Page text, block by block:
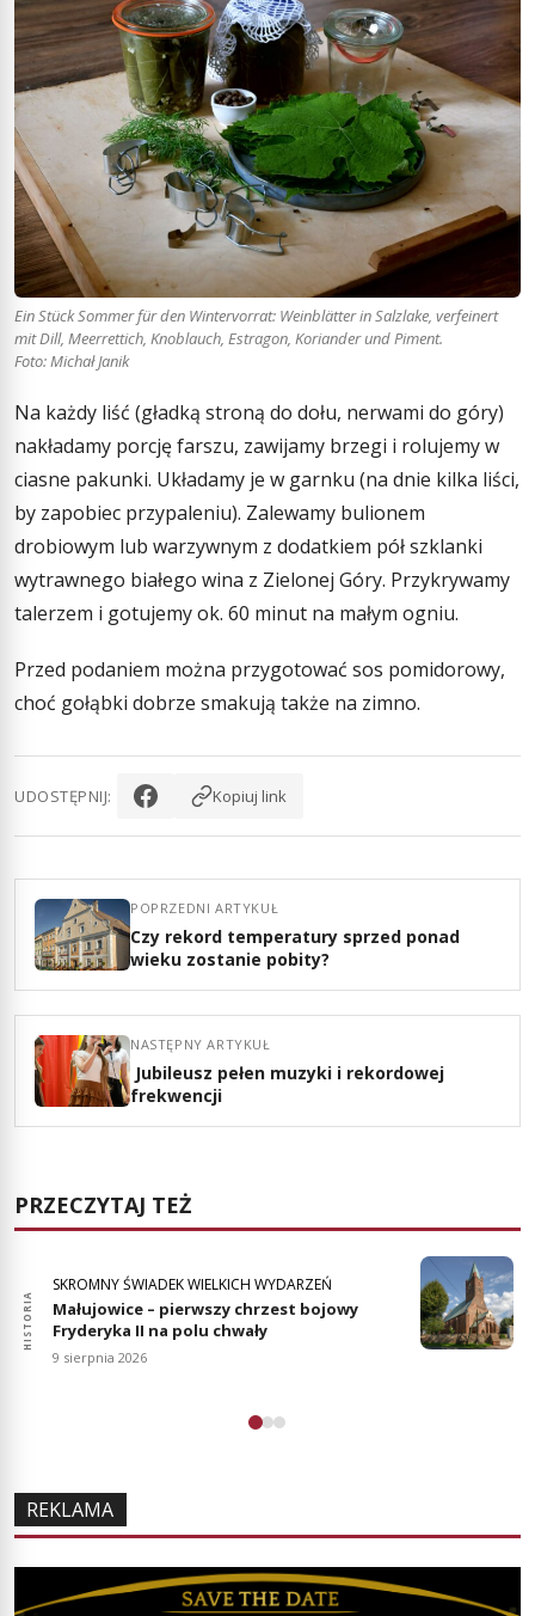
Ein Stück Sommer für den Wintervorrat: Weinblätter in Salzlake, verfeinert
mit Dill, Meerrettich, Knoblauch, Estragon, Koriander und Piment.
Foto: Michał Janik
Na każdy liść (gładką stroną do dołu, nerwami do góry)
nakładamy porcję farszu, zawijamy brzegi i rolujemy w
ciasne pakunki. Układamy je w garnku (na dnie kilka liści,
by zapobiec przypaleniu). Zalewamy bulionem
drobiowym lub warzywnym z dodatkiem pół szklanki
wytrawnego białego wina z Zielonej Góry. Przykrywamy
talerzem i gotujemy ok. 60 minut na małym ogniu.
Przed podaniem można przygotować sos pomidorowy,
choć gołąbki dobrze smakują także na zimno.
UDOSTĘPNIJ: Kopiuj link
POPRZEDNI ARTYKUŁ
Czy rekord temperatury sprzed ponad
wieku zostanie pobity?
NASTĘPNY ARTYKUŁ
Jubileusz pełen muzyki i rekordowej
frekwencji
PRZECZYTAJ TEŻ
HISTORIA
SKROMNY ŚWIADEK WIELKICH WYDARZEŃ
Małujowice – pierwszy chrzest bojowy
Fryderyka II na polu chwały
9 sierpnia 2026
REKLAMA